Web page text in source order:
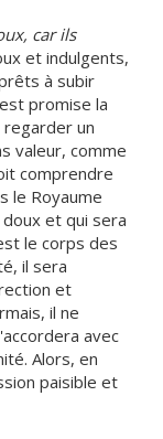
car ils
et indulgents,
à subir
promise la
un
valeur, comme
comprendre
le Royaume
et qui sera
le corps des
il sera
et
il ne
avec
Alors, en
paisible et